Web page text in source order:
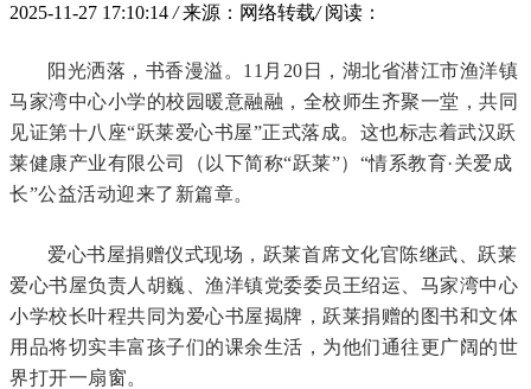
2025-11-27 17:10:14 / 来源：网络转载/ 阅读：
阳光洒落，书香漫溢。11月20日，湖北省潜江市渔洋镇
马家湾中心小学的校园暖意融融，全校师生齐聚一堂，共同
见证第十八座“跃莱爱心书屋”正式落成。这也标志着武汉跃
莱健康产业有限公司（以下简称“跃莱”）“情系教育·关爱成
长”公益活动迎来了新篇章。
爱心书屋捐赠仪式现场，跃莱首席文化官陈继武、跃莱
爱心书屋负责人胡巍、渔洋镇党委委员王绍运、马家湾中心
小学校长叶程共同为爱心书屋揭牌，跃莱捐赠的图书和文体
用品将切实丰富孩子们的课余生活，为他们通往更广阔的世
界打开一扇窗。